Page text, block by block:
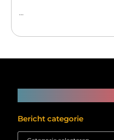
...
Bericht categorie